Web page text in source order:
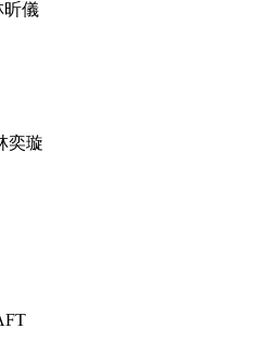
昕儀
奕璇